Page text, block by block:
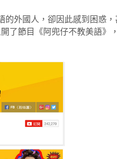
的外國人，卻因此感到困惑，
了節目《阿兜仔不教美語》